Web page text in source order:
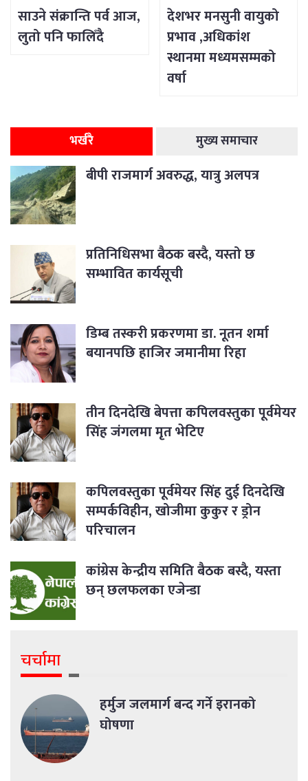
साउने संक्रान्ति पर्व आज,
लुतो पनि फालिँदै
देशभर मनसुनी वायुको
प्रभाव ,अधिकांश
स्थानमा मध्यमसम्मको
वर्षा
भर्खरै मुख्य समाचार
बीपी राजमार्ग अवरुद्ध, यात्रु अलपत्र
प्रतिनिधिसभा बैठक बस्दै, यस्तो छ
सम्भावित कार्यसूची
डिम्ब तस्करी प्रकरणमा डा. नूतन शर्मा
बयानपछि हाजिर जमानीमा रिहा
तीन दिनदेखि बेपत्ता कपिलवस्तुका पूर्वमेयर
सिंह जंगलमा मृत भेटिए
कपिलवस्तुका पूर्वमेयर सिंह दुई दिनदेखि
सम्पर्कविहीन, खोजीमा कुकुर र ड्रोन
परिचालन
कांग्रेस केन्द्रीय समिति बैठक बस्दै, यस्ता
छन् छलफलका एजेन्डा
चर्चामा
हर्मुज जलमार्ग बन्द गर्ने इरानको
घोषणा